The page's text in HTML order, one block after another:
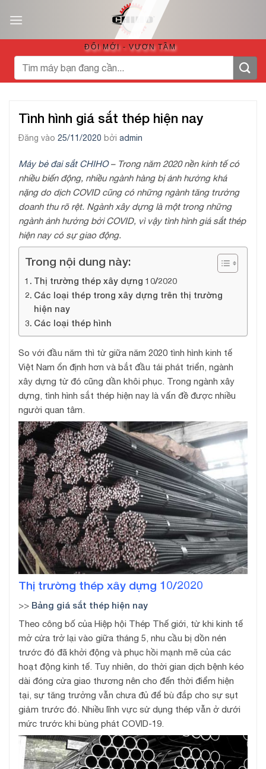
qua
ĐỔI MỚI - VƯƠN TẦM
Tìm
kiếm:
Tình hình giá sắt thép hiện nay
Đăng vào 25/11/2020 bởi admin
Máy bẻ đai sắt CHIHO– Trong năm 2020 nền kinh tế có
nhiều biến động, nhiều ngành hàng bị ảnh hưởng khá
nặng do dịch COVID cũng có những ngành tăng trưởng
doanh thu rõ rệt. Ngành xây dựng là một trong những
ngành ảnh hưởng bởi COVID, vì vậy tình hình giá sắt thép
hiện nay có sự giao động.
Trong nội dung này:
Thị trường thép xây dựng 10/2020
Các loại thép trong xây dựng trên thị trường
hiện nay
Các loại thép hình
So với đầu năm thì từ giữa năm 2020 tình hình kinh tế
Việt Nam ổn định hơn và bắt đầu tái phát triển, ngành
xây dựng từ đó cũng dần khôi phục. Trong ngành xây
dựng, tình hình sắt thép hiện nay là vấn đề được nhiều
người quan tâm.
Thị trường thép xây dựng 10/2020
>> Bảng giá sắt thép hiện nay
Theo công bố của Hiệp hội Thép Thế giới, từ khi kinh tế
mở cửa trở lại vào giữa tháng 5, nhu cầu bị dồn nén
trước đó đã khởi động và phục hồi mạnh mẽ của các
hoạt động kinh tế. Tuy nhiên, do thời gian dịch bệnh kéo
dài đóng cửa giao thương nên cho đến thời điểm hiện
tại, sự tăng trưởng vẫn chưa đủ để bù đắp cho sự sụt
giảm trước đó. Nhiều lĩnh vực sử dụng thép vẫn ở dưới
mức trước khi bùng phát COVID-19.